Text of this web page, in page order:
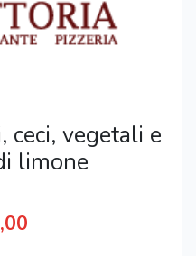
ceci, vegetali e
limone